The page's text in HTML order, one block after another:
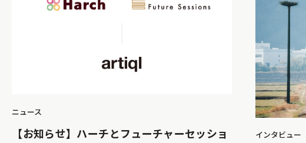
ニュース
【お知らせ】ハーチとフューチャーセッショ
インタビュー